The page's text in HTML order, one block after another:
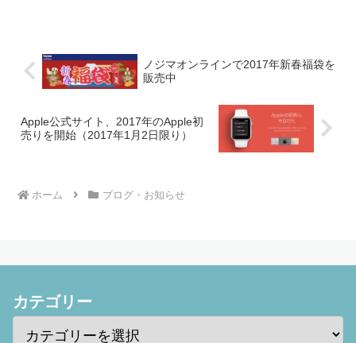
ノジマオンラインで2017年新春福袋を
販売中
Apple公式サイト、2017年のApple初
売りを開始（2017年1月2日限り）
ホーム ブログ・お知らせ
カテゴリー